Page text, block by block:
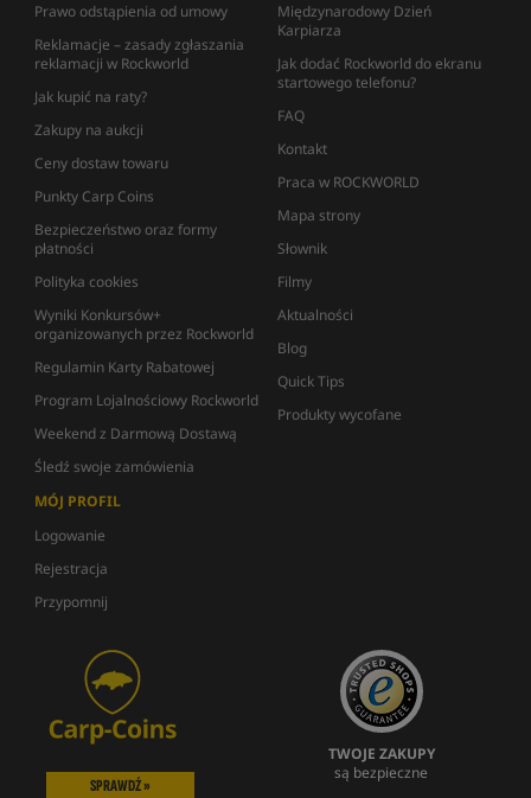
Prawo odstąpienia od umowy
Reklamacje – zasady zgłaszania
reklamacji w Rockworld
Jak kupić na raty?
Zakupy na aukcji
Ceny dostaw towaru
Punkty Carp Coins
Bezpieczeństwo oraz formy
płatności
Polityka cookies
Wyniki Konkursów+
organizowanych przez Rockworld
Regulamin Karty Rabatowej
Program Lojalnościowy Rockworld
Weekend z Darmową Dostawą
Śledź swoje zamówienia
Międzynarodowy Dzień
Karpiarza
Jak dodać Rockworld do ekranu
startowego telefonu?
FAQ
Kontakt
Praca w ROCKWORLD
Mapa strony
Słownik
Filmy
Aktualności
Blog
Quick Tips
Produkty wycofane
MÓJ PROFIL
Logowanie
Rejestracja
Przypomnij
SPRAWDŹ »
TWOJE ZAKUPY
są bezpieczne